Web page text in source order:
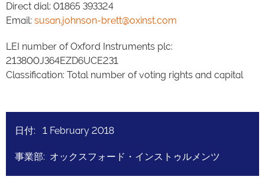
Direct dial: 01865 393324
Email: susan.johnson-brett@oxinst.com
LEI number of Oxford Instruments plc:
213800J364EZD6UCE231
Classification: Total number of voting rights and capital
日付: 1 February 2018
事業部: オックスフォード・インストゥルメンツ